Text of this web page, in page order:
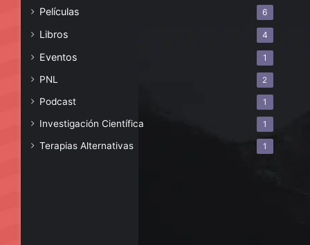
Películas 6
Libros 4
Eventos 1
PNL 2
Podcast 1
Investigación Científica 1
Terapias Alternativas 1